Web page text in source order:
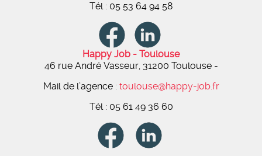
Tél : 05 53 64 94 58
Happy Job - Toulouse
46 rue André Vasseur, 31200 Toulouse -
Mail de l’agence : toulouse@happy-job.fr
Tél : 05 61 49 36 60